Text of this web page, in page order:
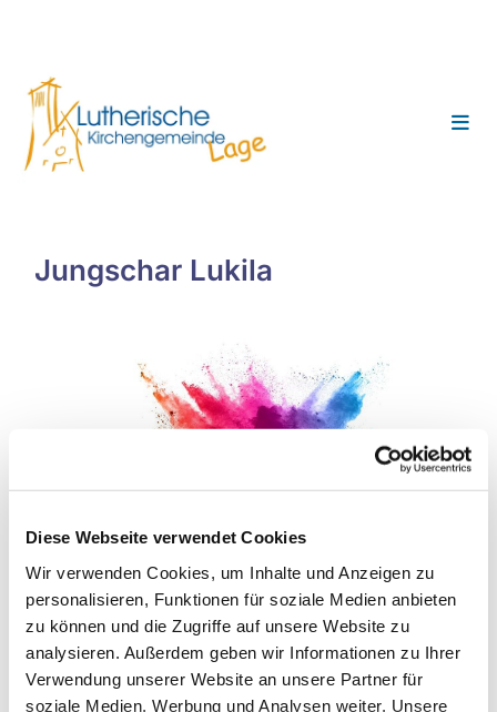
Diese Webseite verwendet Cookies
Wir verwenden Cookies, um Inhalte und Anzeigen zu
personalisieren, Funktionen für soziale Medien anbieten
zu können und die Zugriffe auf unsere Website zu
analysieren. Außerdem geben wir Informationen zu Ihrer
Verwendung unserer Website an unsere Partner für
soziale Medien, Werbung und Analysen weiter. Unsere
Jungschar Lukila
© Miriam Graf
Donnerstag, 8. Juli 2027, 16:00 Uhr